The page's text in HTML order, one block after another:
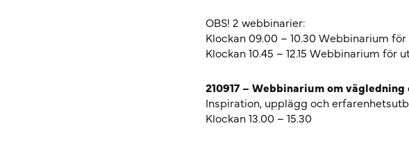
OBS! 2 webbinarier:
Klockan 09.00 – 10.30 Webbinarium
Klockan 10.45 – 12.15 Webbinarium för
210917 – Webbinarium om vägledning
Inspiration, upplägg och
Klockan 13.00 – 15.30